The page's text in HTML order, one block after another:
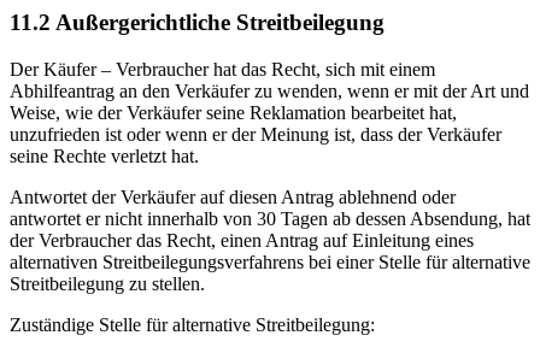
11.2 Außergerichtliche Streitbeilegung
Der Käufer – Verbraucher hat das Recht, sich mit einem
Abhilfeantrag an den Verkäufer zu wenden, wenn er mit der Art und
Weise, wie der Verkäufer seine Reklamation bearbeitet hat,
unzufrieden ist oder wenn er der Meinung ist, dass der Verkäufer
seine Rechte verletzt hat.
Antwortet der Verkäufer auf diesen Antrag ablehnend oder
antwortet er nicht innerhalb von 30 Tagen ab dessen Absendung, hat
der Verbraucher das Recht, einen Antrag auf Einleitung eines
alternativen Streitbeilegungsverfahrens bei einer Stelle für alternative
Streitbeilegung zu stellen.
Zuständige Stelle für alternative Streitbeilegung: